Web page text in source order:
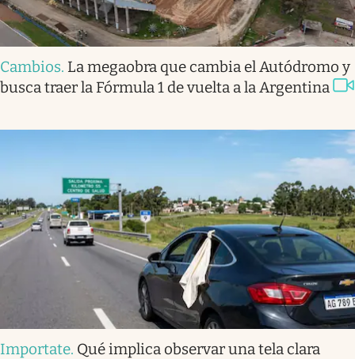
Cambios. La megaobra que cambia el Autódromo y
busca traer la Fórmula 1 de vuelta a la Argentina
Importate. Qué implica observar una tela clara